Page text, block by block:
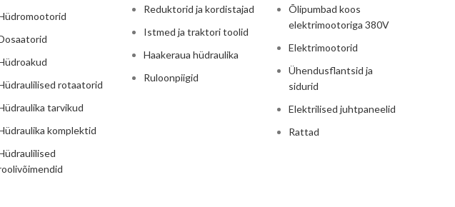
rotaatorid
tarvikud
komplektid
Reduktorid ja kordistajad
Istmed ja traktori toolid
Haakeraua hüdraulika
Ruloonpiigid
Õlipumbad koos
elektrimootoriga 380V
Elektrimootorid
Ühendusflantsid ja
sidurid
Elektrilised juhtpaneelid
Rattad